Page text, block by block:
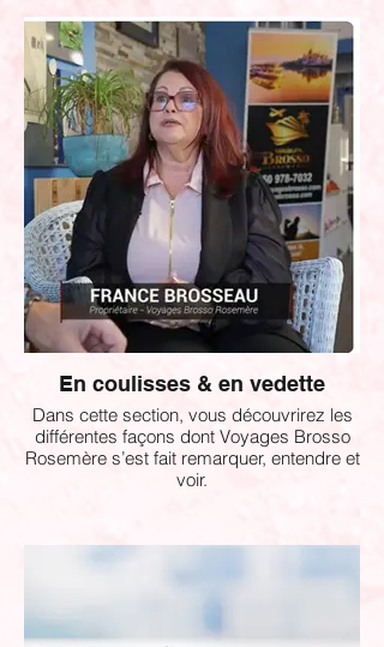
En coulisses & en vedette
Dans cette section, vous découvrirez les
différentes façons dont Voyages Brosso
Rosemère s’est fait remarquer, entendre et
voir.